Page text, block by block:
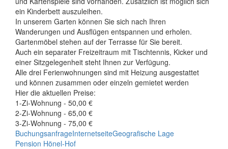
ein Kinderbett auszuleihen.
In unserem Garten können Sie sich nach Ihren
Wanderungen und Ausflügen entspannen und erholen.
Gartenmöbel stehen auf der Terrasse für Sie bereit.
Auch ein separater Freizeitraum mit Tischtennis, Kicker und
einer Sitzgelegenheit steht Ihnen zur Verfügung.
Alle drei Ferienwohnungen sind mit Heizung ausgestattet
und können zusammen oder einzeln gemietet werden
Hier die aktuellen Preise:
1-Zi-Wohnung - 50,00 €
2-Zi-Wohnung - 65,00 €
3-Zi-Wohnung - 75,00 €
BuchungsanfrageInternetseiteGeografische Lage
Pension Hönel-Hof